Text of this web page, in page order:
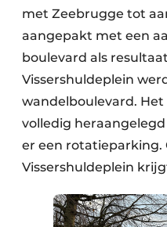
met Zeebrugge tot
aangepakt met een
boulevard als
Vissershuldeplein
wandelboulevard.
volledig
er een rotatieparking.
Vissershuldeplein